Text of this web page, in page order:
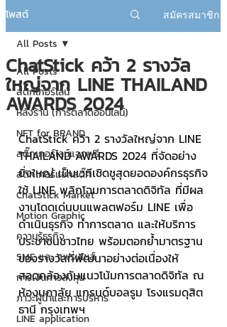
โพสต์ สมัครสมาชิก
All Posts
สติกเกอร์ไลน์
หลังร้าน (การตลาดออนไลน์)
NFT for BRAND
สติ๊กเกอร์ไลน์แจกฟรี
สติกเกอร์แชทสติ๊ค
ChatStick Market
Motion Graphic
ความรู้ธุรกิจ
SME และ แฟรนไชส์
การเงินการลงทุน
ภาวะผู้นำและการบริหาร
LINE application
All Posts
ChatStick คว้า 2 รางวัล
ใหญ่จาก LINE THAILAND
AWARDS 2024
ChatStick คว้า 2 รางวัลใหญ่จาก LINE
THAILAND AWARDS 2024 ที่จัดอย่าง
ยิ่งใหญ่ เป็นเวทีเชิดชูสุดยอดองค์กรธุรกิจ
ใช้ LINE พลิกโฉมการตลาดดิจิทัล ที่มีผล
งานโดดเด่นบนแพลตฟอร์ม LINE เพื่อ
ดำเนินธุรกิจ ทำการตลาด และให้บริการ
ประชาชนชาวไทย พร้อมตอกย้ำมาตรฐาน
ของรางวัลที่พัฒนาอย่างต่อเนื่องให้
สอดคล้องกับแนวโน้มการตลาดดิจิทัล ณ
ห้องนภาลัย แกรนด์บอลรูม โรงแรมดุสิต
ธานี กรุงเทพฯ